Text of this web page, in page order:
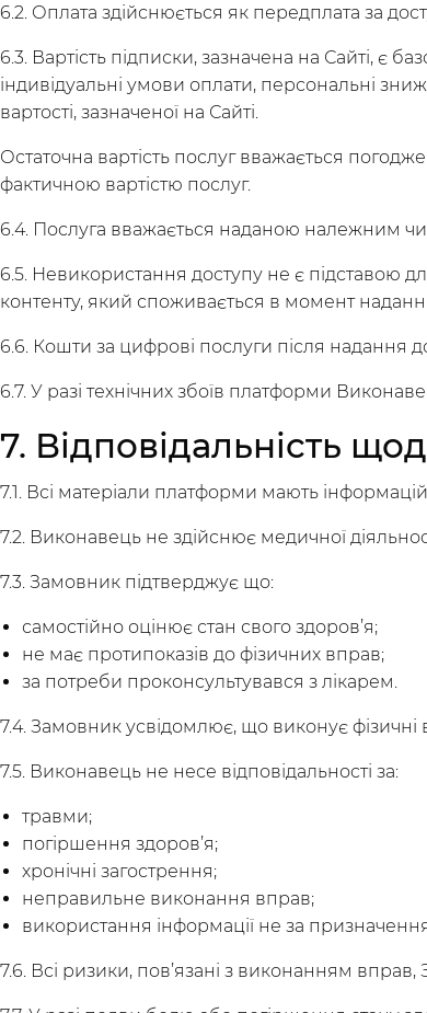
Русский українською
6.2. Оплата здійснюється як передплата за
6.3. Вартість підписки, зазначена на Сайті, є
індивідуальні умови оплати, персональні
вартості, зазначеної на Сайті.
Остаточна вартість послуг вважається
фактичною вартістю послуг.
6.4. Послуга вважається наданою належним
6.5. Невикористання доступу не є підставою
контенту, який споживається в момент
6.6. Кошти за цифрові послуги після надання
6.7. У разі технічних збоїв платформи
7. Відповідальність
7.1. Всі матеріали платформи мають
7.2. Виконавець не здійснює медичної
7.3. Замовник підтверджує що:
самостійно оцінює стан свого здоров’я;
не має протипоказів до фізичних вправ;
за потреби проконсультувався з лікарем.
7.4. Замовник усвідомлює, що виконує
7.5. Виконавець не несе відповідальності за:
травми;
погіршення здоров’я;
хронічні загострення;
неправильне виконання вправ;
використання інформації не за
7.6. Всі ризики, пов’язані з виконанням